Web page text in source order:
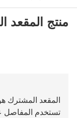
المشترك
منتج المقعد
المقعد المشترك
تستخدم المفاصل